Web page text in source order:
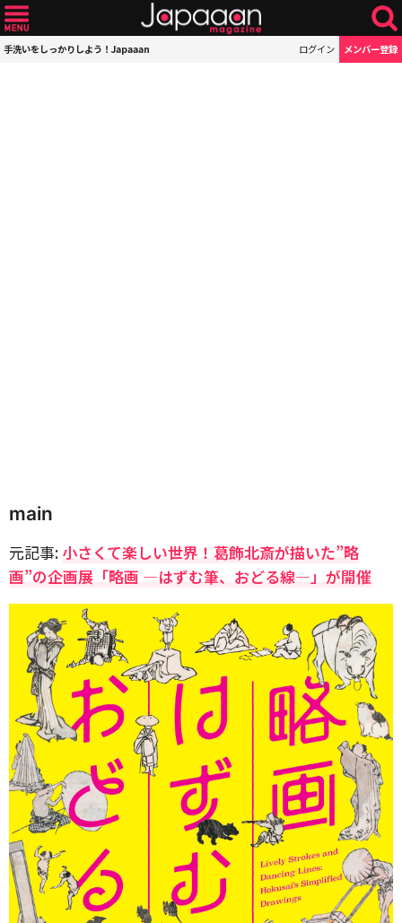
手洗いをしっかりしよう！Japaaan ログイン メンバー登録
main
元記事: 小さくて楽しい世界！葛飾北斎が描いた”略
画”の企画展「略画 ―はずむ筆、おどる線―」が開催